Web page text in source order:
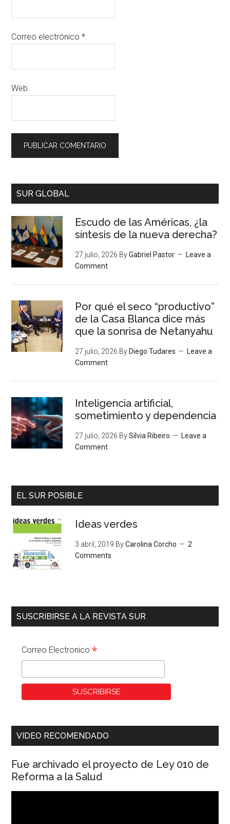
Correo electrónico*
Web
SUR GLOBAL
Escudo de las Américas, ¿la
síntesis de la nueva derecha?
27 julio, 2026 ByGabriel Pastor
Leave a
Comment
Por qué el seco “productivo”
de la Casa Blanca dice más
que la sonrisa de Netanyahu
27 julio, 2026 By Diego Tudares
Leave a
Comment
Inteligencia artificial,
sometimiento y dependencia
27 julio, 2026 BySilvia Ribeiro
Leave a
Comment
EL SUR POSIBLE
Ideas verdes
3 abril, 2019 ByCarolina Corcho
2
Comments
SUSCRIBIRSE A LA REVISTA SUR
Correo Electronico*
VIDEO RECOMENDADO
Fue archivado el proyecto de Ley 010 de
Reforma a la Salud